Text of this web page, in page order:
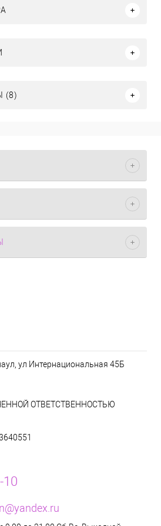
(8)
ул Интернациональная 45Б
ОТВЕТСТВЕННОСТЬЮ
10